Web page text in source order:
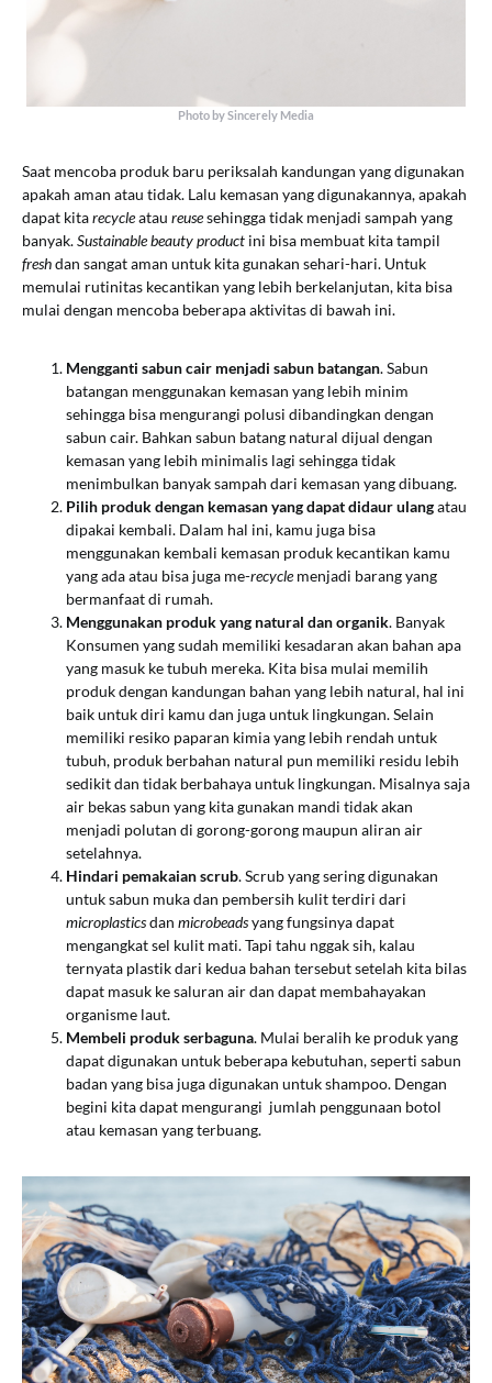
Photo by Sincerely Media
Saat mencoba produk baru periksalah kandungan yang digunakan
apakah aman atau tidak. Lalu kemasan yang digunakannya, apakah
dapat kitarecycleatau reusesehingga tidak menjadi sampah yang
banyak.Sustainable beauty product ini bisa membuat kita tampil
freshdan sangat aman untuk kita gunakan sehari-hari. Untuk
memulai rutinitas kecantikan yang lebih berkelanjutan, kita bisa
mulai dengan mencoba beberapa aktivitas di bawah ini.
Mengganti sabun cair menjadi sabun batangan. Sabun
batangan menggunakan kemasan yang lebih minim
sehingga bisa mengurangi polusi dibandingkan dengan
sabun cair. Bahkan sabun batang natural dijual dengan
kemasan yang lebih minimalis lagi sehingga tidak
menimbulkan banyak sampah dari kemasan yang dibuang.
Pilih produk dengan kemasan yang dapat didaur ulangatau
dipakai kembali. Dalam hal ini, kamu juga bisa
menggunakan kembali kemasan produk kecantikan kamu
yang ada atau bisa juga me-recyclemenjadi barang yang
bermanfaat di rumah.
Menggunakan produk yang natural dan organik. Banyak
Konsumen yang sudah memiliki kesadaran akan bahan apa
yang masuk ke tubuh mereka. Kita bisa mulai memilih
produk dengan kandungan bahan yang lebih natural, hal ini
baik untuk diri kamu dan juga untuk lingkungan. Selain
memiliki resiko paparan kimia yang lebih rendah untuk
tubuh, produk berbahan natural pun memiliki residu lebih
sedikit dan tidak berbahaya untuk lingkungan. Misalnya saja
air bekas sabun yang kita gunakan mandi tidak akan
menjadi polutan di gorong-gorong maupun aliran air
setelahnya.
Hindari pemakaian scrub. Scrub yang sering digunakan
untuk sabun muka dan pembersih kulit terdiri dari
microplasticsdan microbeadsyang fungsinya dapat
mengangkat sel kulit mati. Tapi tahu nggak sih, kalau
ternyata plastik dari kedua bahan tersebut setelah kita bilas
dapat masuk ke saluran air dan dapat membahayakan
organisme laut.
Membeli produk serbaguna. Mulai beralih ke produk yang
dapat digunakan untuk beberapa kebutuhan, seperti sabun
badan yang bisa juga digunakan untuk shampoo. Dengan
begini kita dapat mengurangi jumlah penggunaan botol
atau kemasan yang terbuang.